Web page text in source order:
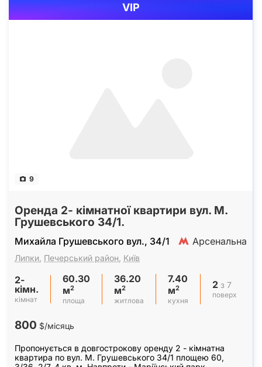
9
Оренда 2- кімнатної квартири вул. М.
Грушевського 34/1.
Михайла Грушевського вул., 34/1 Арсенальна
Липки Печерський район Київ
2-
кімн.
кімнат
60.30
м2
площа
36.20
м2
житлова
7.40
м2
кухня
2 з 7
поверх
800 $/місяць
Пропонується в довгострокову оренду 2 - кімнатна
квартира по вул. М. Грушевського 34/1 площею 60,
VIP